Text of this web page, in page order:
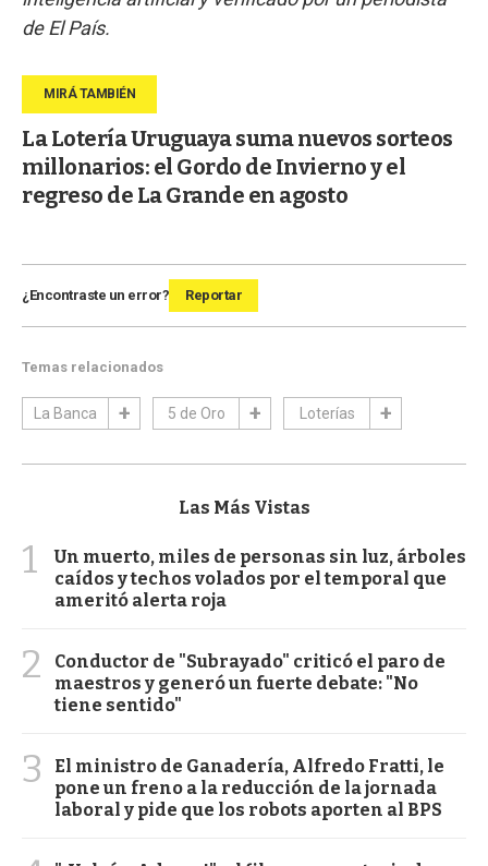
de El País.
La Lotería Uruguaya suma nuevos sorteos
millonarios: el Gordo de Invierno y el
regreso de La Grande en agosto
¿Encontraste un error? Reportar
Temas relacionados
La Banca 5 de Oro Loterías
Las Más Vistas
1
Un muerto, miles de personas sin luz, árboles
caídos y techos volados por el temporal que
ameritó alerta roja
2
Conductor de "Subrayado" criticó el paro de
maestros y generó un fuerte debate: "No
tiene sentido"
3
El ministro de Ganadería, Alfredo Fratti, le
pone un freno a la reducción de la jornada
laboral y pide que los robots aporten al BPS